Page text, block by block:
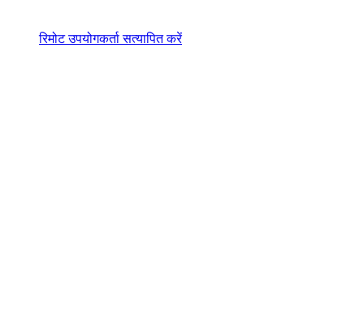
रिमोट उपयोगकर्ता सत्यापित करें